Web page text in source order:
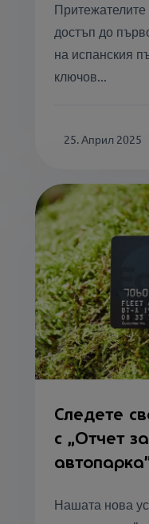
Притежателите
достъп до
на испанския
ключов...
25. Април 2025
Следете
с „Отчет
Нашата нова